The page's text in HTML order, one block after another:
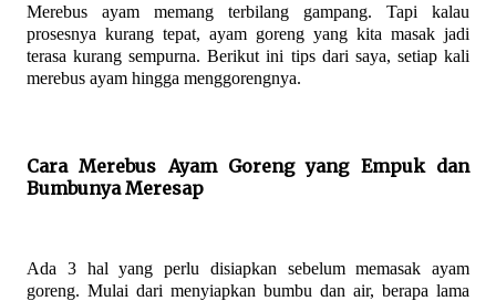
Merebus ayam memang terbilang gampang. Tapi kalau
prosesnya kurang tepat, ayam goreng yang kita masak jadi
terasa kurang sempurna. Berikut ini tips dari saya, setiap kali
merebus ayam hingga menggorengnya.
Cara Merebus Ayam Goreng yang Empuk dan
Bumbunya Meresap
Ada 3 hal yang perlu disiapkan sebelum memasak ayam
goreng. Mulai dari menyiapkan bumbu dan air, berapa lama